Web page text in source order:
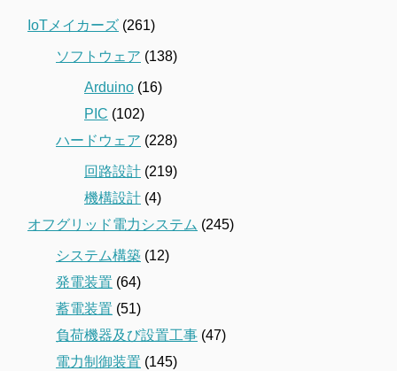
IoTメイカーズ (261)
ソフトウェア (138)
Arduino (16)
PIC (102)
ハードウェア (228)
回路設計 (219)
機構設計 (4)
オフグリッド電力システム (245)
システム構築 (12)
発電装置 (64)
蓄電装置 (51)
負荷機器及び設置工事 (47)
電力制御装置 (145)